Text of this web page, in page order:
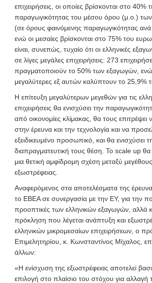
επιχειρήσεις, οι οποίες βρίσκονται στο 40%
παραγωγικότητας του μέσου όρου (μ.ο.)
(σε όρους φαινόμενης παραγωγικότητας ανά
ενώ οι μεσαίες βρίσκονται στο 75% του
είναι, συνεπώς, τυχαίο ότι οι ελληνικές
σε λίγες μεγάλες επιχειρήσεις: 273
πραγματοποιούν το 50% των εξαγωγών, ενώ
μεγαλύτερες εξ αυτών καλύπτουν το 25,9%
Η επίτευξη μεγαλύτερων μεγεθών για τις
επιχειρήσεις θα ενισχύσει την
από οικονομίες κλίμακας, θα τους
στην έρευνα και την τεχνολογία και να
εξειδικευμένο προσωπικό, και θα ενισχύσει
διαπραγματευτική τους θέση. Το scale up θα
μια θετική αμφίδρομη σχέση μεταξύ
εξωστρέφειας.
Αναφερόμενος στα αποτελέσματα της
το ΕΒΕΑ σε συνεργασία με την EY, για την
προοπτικές των ελληνικών εξαγωγών, αλλά
πρόκληση που λέγεται ανάπτυξη και
ελληνικών μικρομεσαίων επιχειρήσεων, ο
Επιμελητηρίου, κ. Κωνσταντίνος Μίχαλος,
άλλων:
«Η ενίσχυση της εξωστρέφειας αποτελεί
επιλογή στο πλαίσιο του στόχου για αλλαγή